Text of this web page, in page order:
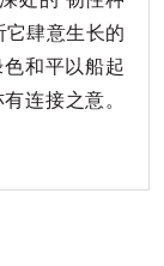
它肆意生长的
和平以船起
连接之意。